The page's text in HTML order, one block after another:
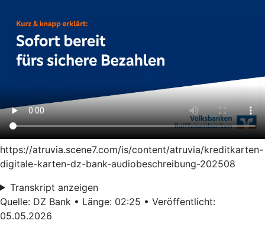
https://atruvia.scene7.com/is/content/atruvia/kreditkarten-
digitale-karten-dz-bank-audiobeschreibung-202508
Transkript anzeigen
Quelle: DZ Bank • Länge: 02:25 • Veröffentlicht:
05.05.2026